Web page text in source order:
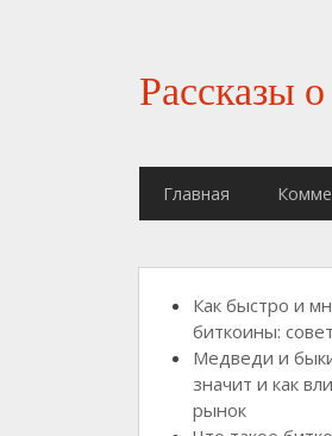
Рассказы
Главная
Как быстро и
биткоины:
Медведи и
значит и как
рынок